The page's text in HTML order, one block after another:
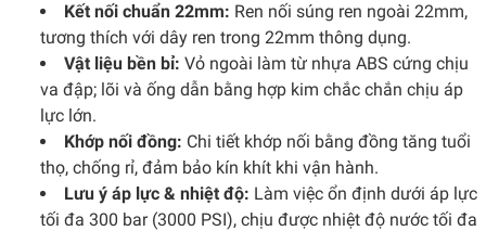
Kết nối chuẩn 22mm: Ren nối súng ren ngoài 22mm,
tương thích với dây ren trong 22mm thông dụng.
Vật liệu bền bỉ: Vỏ ngoài làm từ nhựa ABS cứng chịu
va đập; lõi và ống dẫn bằng hợp kim chắc chắn chịu áp
lực lớn.
Khớp nối đồng: Chi tiết khớp nối bằng đồng tăng tuổi
thọ, chống rỉ, đảm bảo kín khít khi vận hành.
Lưu ý áp lực & nhiệt độ: Làm việc ổn định dưới áp lực
tối đa 300 bar (3000 PSI), chịu được nhiệt độ nước tối đa